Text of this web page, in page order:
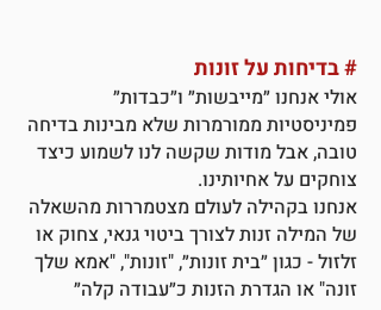
#בדיחות על זונות
אולי אנחנו ״מייבשות״ ו״כבדות״
פמיניסטיות ממורמרות שלא מבינות בדיחה
טובה, אבל מודות שקשה לנו לשמוע כיצד
צוחקים על אחיותינו.
אנחנו בקהילה לעולם מצטמררות מהשאלה
של המילה זנות לצורך ביטוי גנאי, צחוק או
זלזול - כגון ״בית זונות״, "זונות", "אמא שלך
זונה" או הגדרת הזנות כ״עבודה קלה״